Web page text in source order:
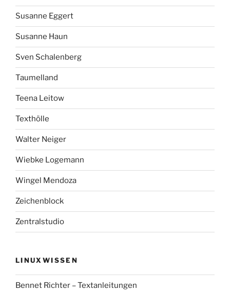
Susanne Eggert
Susanne Haun
Sven Schalenberg
Taumelland
Teena Leitow
Texthölle
Walter Neiger
Wiebke Logemann
Wingel Mendoza
Zeichenblock
Zentralstudio
LINUXWISSEN
Bennet Richter – Textanleitungen